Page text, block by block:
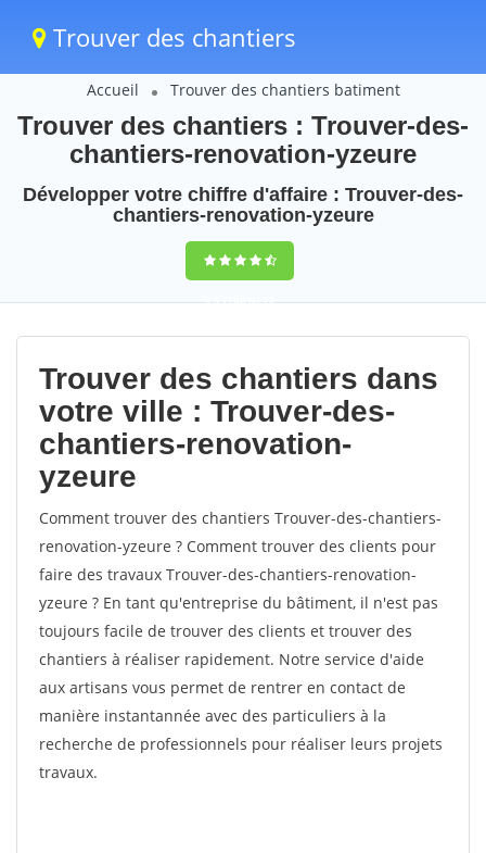
Trouver des chantiers
Accueil Trouver des chantiers batiment
Trouver des chantiers : Trouver-des-
chantiers-renovation-yzeure
Développer votre chiffre d'affaire : Trouver-des-
chantiers-renovation-yzeure
9,5(100%)72
votes
Trouver des chantiers dans
votre ville : Trouver-des-
chantiers-renovation-
yzeure
Comment trouver des chantiers Trouver-des-chantiers-
renovation-yzeure ? Comment trouver des clients pour
faire des travaux Trouver-des-chantiers-renovation-
yzeure ? En tant qu'entreprise du bâtiment, il n'est pas
toujours facile de trouver des clients et trouver des
chantiers à réaliser rapidement. Notre service d'aide
aux artisans vous permet de rentrer en contact de
manière instantannée avec des particuliers à la
recherche de professionnels pour réaliser leurs projets
travaux.